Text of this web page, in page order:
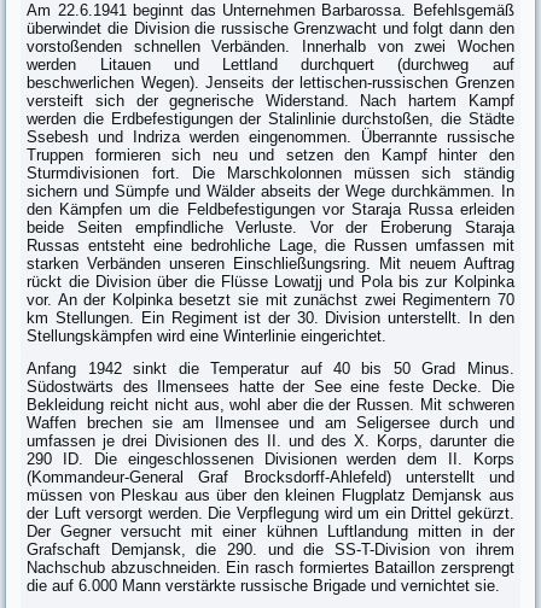
Am 22.6.1941 beginnt das Unternehmen Barbarossa. Befehlsgemäß
überwindet die Division die russische Grenzwacht und folgt dann den
vorstoßenden schnellen Verbänden. Innerhalb von zwei Wochen
werden Litauen und Lettland durchquert (durchweg auf
beschwerlichen Wegen). Jenseits der lettischen-russischen Grenzen
versteift sich der gegnerische Widerstand. Nach hartem Kampf
werden die Erdbefestigungen der Stalinlinie durchstoßen, die Städte
Ssebesh und Indriza werden eingenommen. Überrannte russische
Truppen formieren sich neu und setzen den Kampf hinter den
Sturmdivisionen fort. Die Marschkolonnen müssen sich ständig
sichern und Sümpfe und Wälder abseits der Wege durchkämmen. In
den K­ämpfen um die Feldbefestigungen vor Staraja Russa erleiden
beide Seiten empfindliche Verluste. Vor der Eroberung Staraja
Russas entsteht eine bedrohliche Lage, die Russen umfassen mit
starken Verbänden unseren Einschließungsring. Mit neuem Auftrag
rückt die Division über die Flüsse Lowatjj und Pola bis zur Kolpinka
vor. An der Kolpinka besetzt sie mit zunächst zwei Regimentern 70
km Stellungen. Ein Regiment ist der 30. Division unterstellt. In den
Stellungskämpfen wird eine Winterlinie eingerichtet.
Anfang 1942 sinkt die Temperatur auf 40 bis 50 Grad Minus.
Südostwärts des Ilmensees hatte der See eine feste Decke. Die
Bekleidung reicht nicht aus, wohl aber die der Russen. Mit schweren
Waffen brechen sie am Ilmensee und am Seligersee durch und
umfassen je drei Divisionen des II. und des X. Korps, darunter die
290 ID. Die eingeschlossenen Divisionen werden dem II. Korps
(Kommandeur-General Graf Brocksdorff-Ahlefeld) unterstellt und
müssen von Pleskau aus über den kleinen Flugplatz Demjansk aus
der Luft versorgt werden. Die Verpflegung wird um ein Drittel gekürzt.
Der Gegner versucht mit einer kühnen Luftlandung mitten in der
Grafschaft Demjansk, die 290. und die SS-T-Division von ihrem
Nachschub abzuschneiden. Ein rasch formiertes Bataillon zersprengt
die auf 6.000 Mann verstärkte russische Brigade und vernichtet sie.